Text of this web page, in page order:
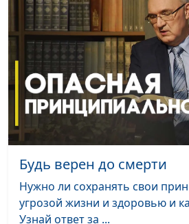
Правила жизни во время
пандемии
Как спасти свою душу?
Язык мой - враг мой
Будь верен до смерти
Нужно ли сохранять свои
угрозой жизни и здоровью и
Узнай ответ за ...